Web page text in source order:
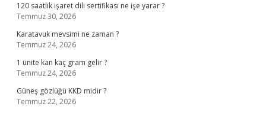
120 saatlik işaret dili sertifikası ne işe yarar ?
Temmuz 30, 2026
Karatavuk mevsimi ne zaman ?
Temmuz 24, 2026
1 ünite kan kaç gram gelir ?
Temmuz 24, 2026
Güneş gözlüğü KKD midir ?
Temmuz 22, 2026